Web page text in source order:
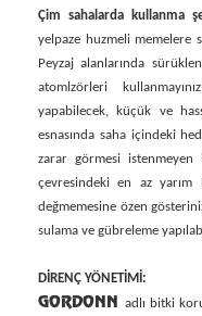
Çim sahalarda kullanma
yelpaze huzmeli memelere
Peyzaj alanlarında
atomlzörleri
yapabilecek, küçük ve
esnasında saha içindeki
zarar görmesi
çevresindeki en az yarım
değmemesine özen
sulama ve gübreleme
DİRENÇ YÖNETİMİ:
GORDONNadlı bitki